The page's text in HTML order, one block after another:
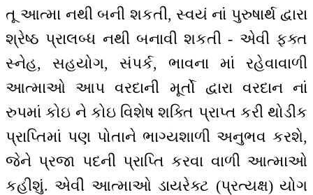
તૂ આત્મા નથી બની શકતી, સ્વયં નાં પુરુષાર્થ દ્વારા
શ્રેષ્ઠ પ્રાલબ્ધ નથી બનાવી શકતી - એવી ફક્ત
સ્નેહ, સહયોગ, સંપર્ક, ભાવના માં રહેવાવાળી
આત્માઓ આપ વરદાની મૂર્તો દ્વારા વરદાન નાં
રુપમાં કોઇ ને કોઇ વિશેષ શક્તિ પ્રાપ્ત કરી થોડીક
પ્રાપ્તિમાં પણ પોતાને ભાગ્યશાળી અનુભવ કરશે,
જેને પ્રજા પદની પ્રાપ્તિ કરવા વાળી આત્માઓ
કહીશું. એવી આત્માઓ ડાયરેક્ટ (પ્રત્યક્ષ) યોગ